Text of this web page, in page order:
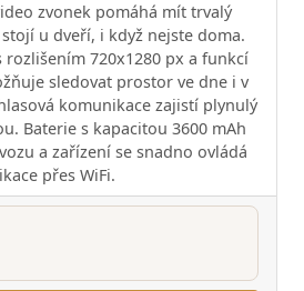
zvonek pomáhá mít trvalý
u dveří, i když nejste doma.
rozlišením 720x1280 px a funkcí
sledovat prostor ve dne i v
komunikace zajistí plynulý
Baterie s kapacitou 3600 mAh
a zařízení se snadno ovládá
přes WiFi.